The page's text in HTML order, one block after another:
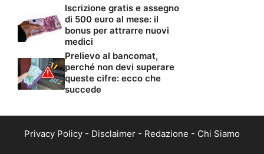
Iscrizione gratis e assegno
di 500 euro al mese: il
bonus per attrarre nuovi
medici
Prelievo al bancomat,
perché non devi superare
queste cifre: ecco che
succede
Privacy Policy - Disclaimer - Redazione - Chi Siamo